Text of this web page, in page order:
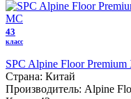
43
класс
SPC Alpine Floor
Страна: Китай
Производитель: Alpine